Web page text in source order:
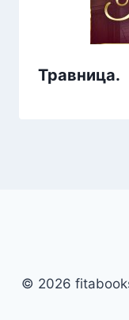
Травница.
© 2026